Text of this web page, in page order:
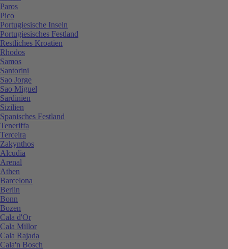
Paros
Pico
Portugiesische Inseln
Portugiesisches Festland
Restliches Kroatien
Rhodos
Samos
Santorini
Sao Jorge
Sao Miguel
Sardinien
Sizilien
Spanisches Festland
Teneriffa
Terceira
Zakynthos
Alcudia
Arenal
Athen
Barcelona
Berlin
Bonn
Bozen
Cala d'Or
Cala Millor
Cala Rajada
Cala'n Bosch